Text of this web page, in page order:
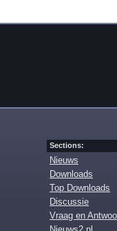
Sections:
Nieuws
Downloads
Top Downloads
Discussie
Vraag en